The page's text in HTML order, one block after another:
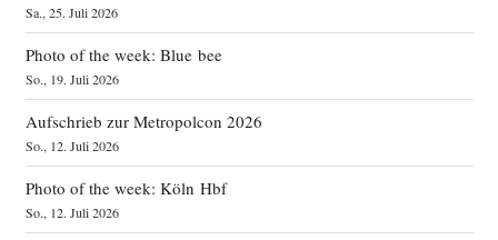
Sa., 25. Juli 2026
Photo of the week: Blue bee
So., 19. Juli 2026
Aufschrieb zur Metropolcon 2026
So., 12. Juli 2026
Photo of the week: Köln Hbf
So., 12. Juli 2026